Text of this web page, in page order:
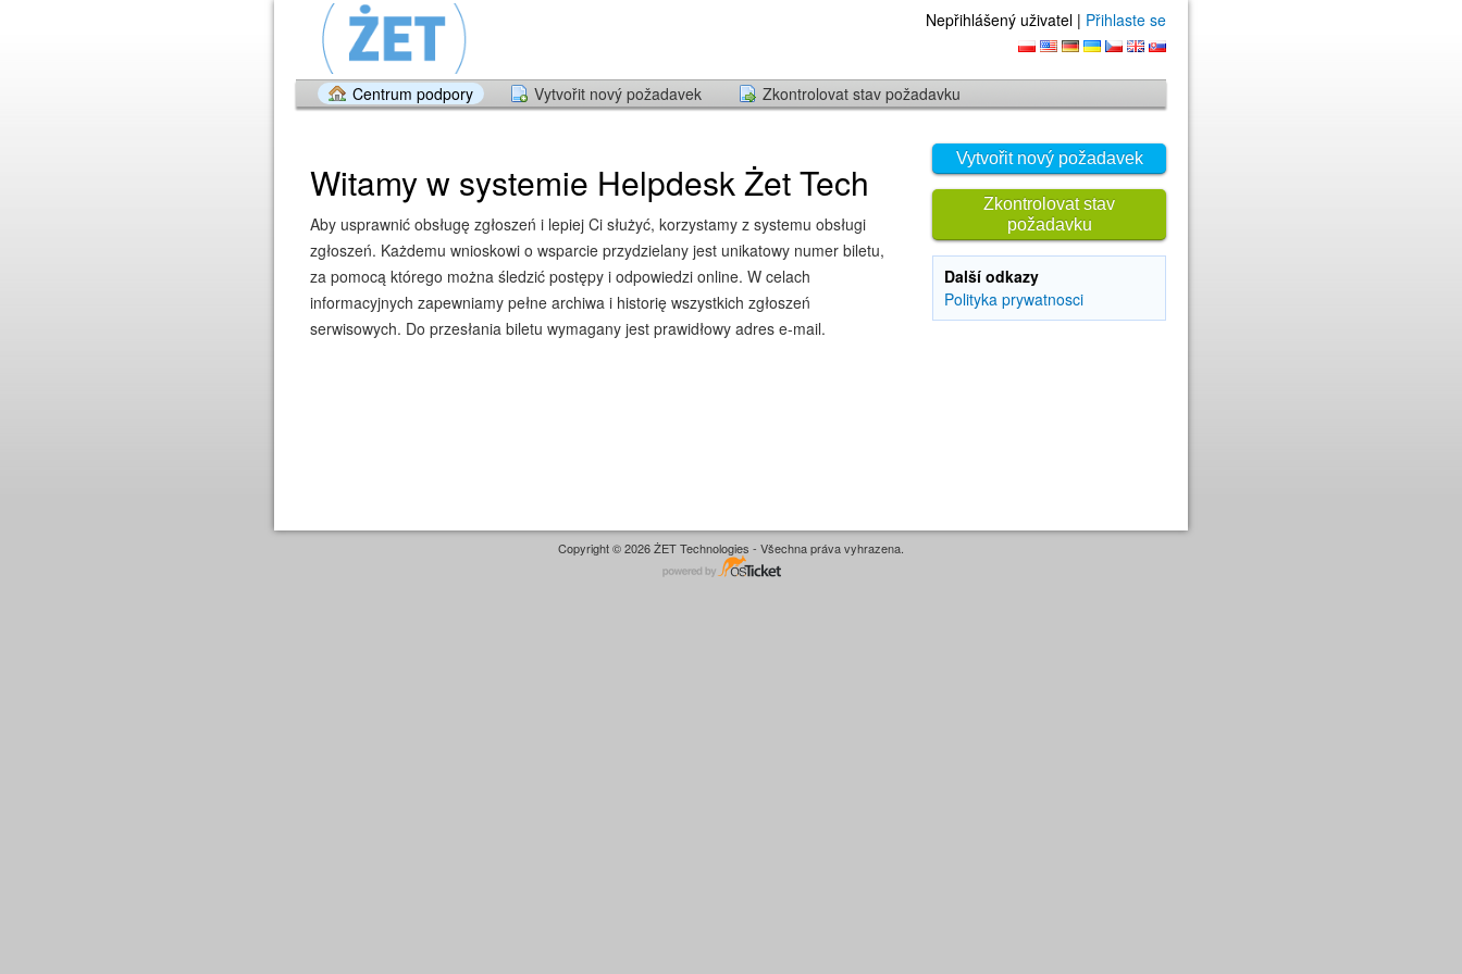
Nepřihlášený uživatel | Přihlaste se
Centrum podpory Vytvořit nový požadavek Zkontrolovat stav požadavku
Vytvořit nový požadavek
Zkontrolovat stav
požadavku
Další odkazy
Polityka prywatnosci
Witamy w systemie Helpdesk Żet Tech
Aby usprawnić obsługę zgłoszeń i lepiej Ci służyć, korzystamy z systemu obsługi
zgłoszeń. Każdemu wnioskowi o wsparcie przydzielany jest unikatowy numer biletu,
za pomocą którego można śledzić postępy i odpowiedzi online. W celach
informacyjnych zapewniamy pełne archiwa i historię wszystkich zgłoszeń
serwisowych. Do przesłania biletu wymagany jest prawidłowy adres e-mail.
Copyright © 2026 ŻET Technologies - Všechna práva vyhrazena.